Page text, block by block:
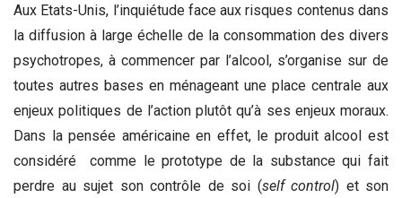
Aux Etats-Unis, l’inquiétude face aux risques contenus dans
la diffusion à large échelle de la consommation des divers
psychotropes, à commencer par l’alcool, s’organise sur de
toutes autres bases en ménageant une place centrale aux
enjeux politiques de l’action plutôt qu’à ses enjeux moraux.
Dans la pensée américaine en effet, le produit alcool est
considéré comme le prototype de la substance qui fait
perdre au sujet son contrôle de soi (self control) et son